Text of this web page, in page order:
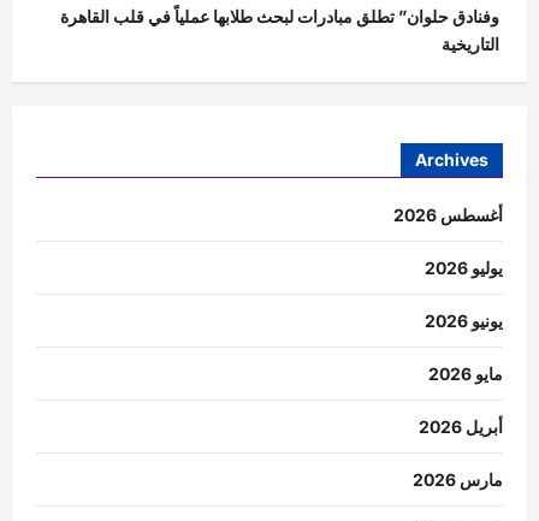
وفنادق حلوان” تطلق مبادرات لبحث طلابها عملياً في قلب القاهرة
التاريخية
Archives
أغسطس 2026
يوليو 2026
يونيو 2026
مايو 2026
أبريل 2026
مارس 2026